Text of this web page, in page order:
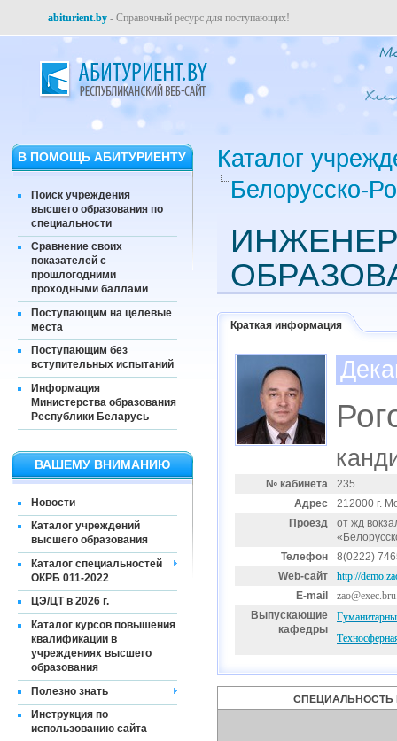
abiturient.by - Справочный ресурс для поступающих!
В ПОМОЩЬ АБИТУРИЕНТУ
Поиск учреждения
высшего образования по
специальности
Сравнение своих
показателей с
прошлогодними
проходными баллами
Поступающим на целевые
места
Поступающим без
вступительных испытаний
Информация
Министерства образования
Республики Беларусь
ВАШЕМУ ВНИМАНИЮ
Новости
Каталог учреждений
высшего образования
Каталог специальностей
ОКРБ 011-2022
ЦЭ/ЦТ в 2026 г.
Каталог курсов повышения
квалификации в
учреждениях высшего
образования
Полезно знать
Инструкция по
использованию сайта
Каталог
Белорусско-
Краткая информация
№ кабинета
235
Адрес
212000 г.
Проезд
от жд
Телефон
8(0222)
Web-сайт
http://
E-mail
Выпускающие
кафедры
СПЕЦИАЛЬНОСТЬ